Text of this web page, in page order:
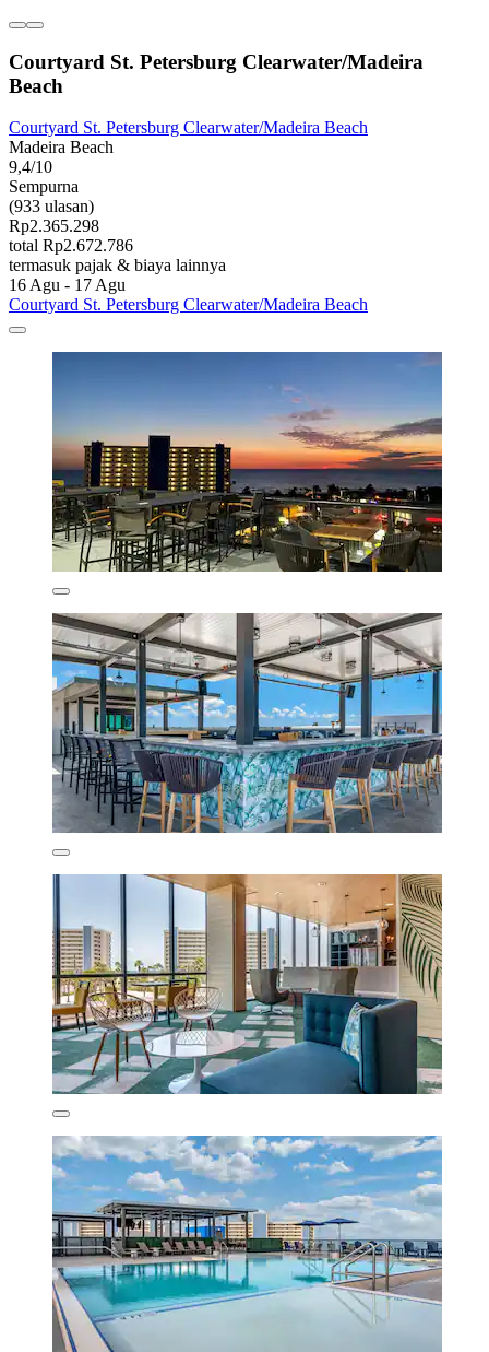
Courtyard St. Petersburg Clearwater/Madeira
Beach
Courtyard St. Petersburg Clearwater/Madeira Beach
Madeira Beach
9,4/10
Sempurna
(933 ulasan)
Rp2.365.298
total Rp2.672.786
termasuk pajak & biaya lainnya
16 Agu - 17 Agu
Courtyard St. Petersburg Clearwater/Madeira Beach